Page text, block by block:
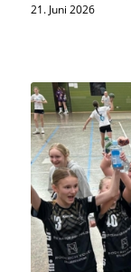
21. Juni 2026